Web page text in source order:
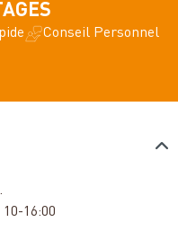
Conseil Personnel
.
16:00